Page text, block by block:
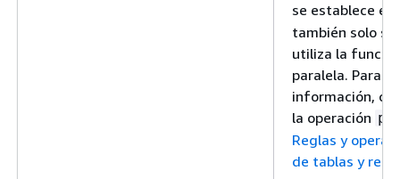
se establece en
también solo
utiliza la
paralela. Para
información,
la operación
Reglas y
de tablas y